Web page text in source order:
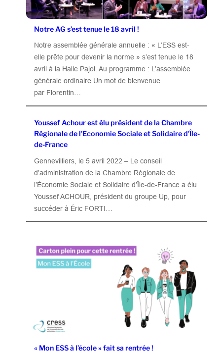
Notre AG s’est tenue le 18 avril !
Notre assemblée générale annuelle : « L’ESS est-
elle prête pour devenir la norme » s’est tenue le 18
avril à la Halle Pajol. Au programme : L’assemblée
générale ordinaire Un mot de bienvenue
par Florentin…
Youssef Achour est élu président de la Chambre
Régionale de l’Economie Sociale et Solidaire d’Île-
de-France
Gennevilliers, le 5 avril 2022 – Le conseil
d’administration de la Chambre Régionale de
l’Économie Sociale et Solidaire d’Île-de-France a élu
Youssef ACHOUR, président du groupe Up, pour
succéder à Éric FORTI…
« Mon ESS à l’école » fait sa rentrée !